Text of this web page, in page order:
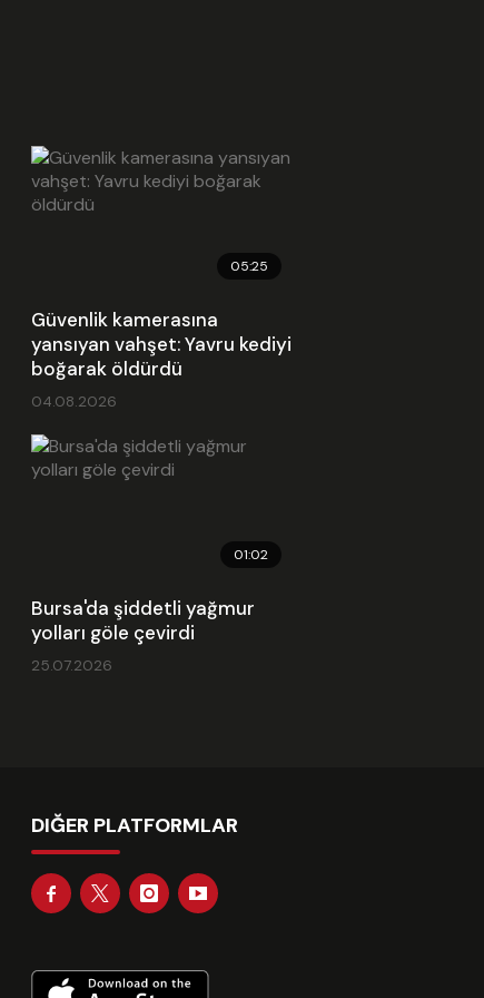
05:25
Güvenlik kamerasına
yansıyan vahşet: Yavru kediyi
boğarak öldürdü
04.08.2026
01:02
Bursa'da şiddetli yağmur
yolları göle çevirdi
25.07.2026
DIĞER PLATFORMLAR